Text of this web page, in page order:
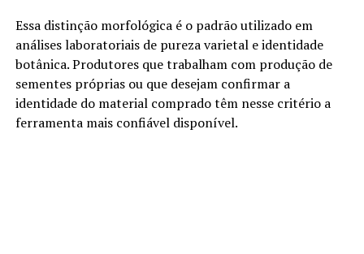
Essa distinção morfológica é o padrão utilizado em
análises laboratoriais de pureza varietal e identidade
botânica. Produtores que trabalham com produção de
sementes próprias ou que desejam confirmar a
identidade do material comprado têm nesse critério a
ferramenta mais confiável disponível.